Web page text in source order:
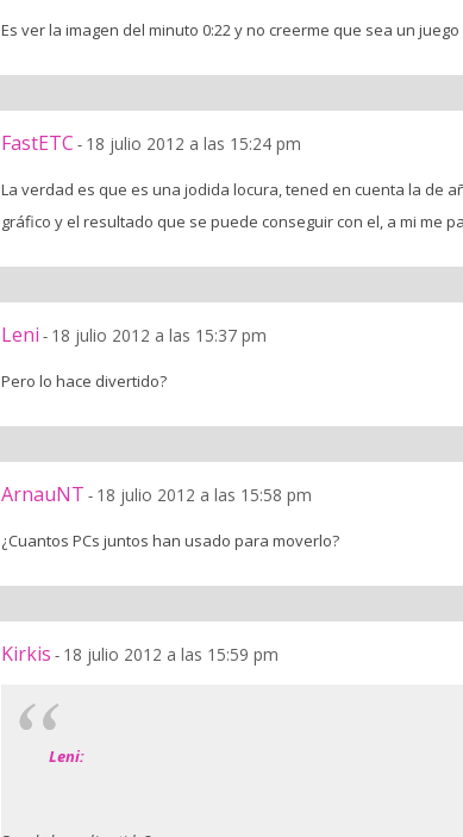
Es ver la imagen del minuto 0:22 y no creerme que sea un juego
FastETC - 18 julio 2012 a las 15:24 pm
La verdad es que es una jodida locura, tened en cuenta la de
gráfico y el resultado que se puede conseguir con el, a mi me
Leni - 18 julio 2012 a las 15:37 pm
Pero lo hace divertido?
ArnauNT - 18 julio 2012 a las 15:58 pm
¿Cuantos PCs juntos han usado para moverlo?
Kirkis - 18 julio 2012 a las 15:59 pm
Leni: